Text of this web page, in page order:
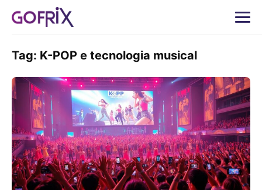
Tag: K-POP e tecnologia musical